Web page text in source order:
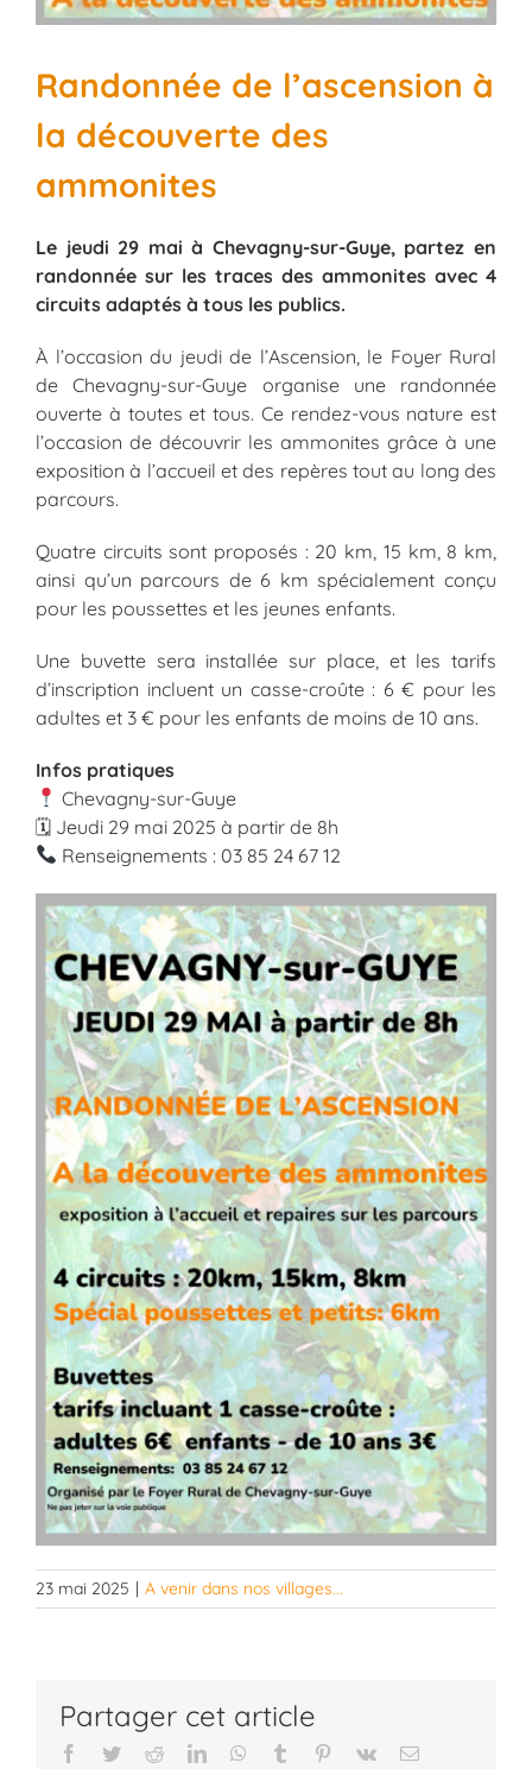
Randonnée de l’ascension à
la découverte des
ammonites
Le jeudi 29 mai à Chevagny-sur-Guye, partez en
randonnée sur les traces des ammonites avec 4
circuits adaptés à tous les publics.
À l’occasion du jeudi de l’Ascension, le Foyer Rural
de Chevagny-sur-Guye organise une randonnée
ouverte à toutes et tous. Ce rendez-vous nature est
l’occasion de découvrir les ammonites grâce à une
exposition à l’accueil et des repères tout au long des
parcours.
Quatre circuits sont proposés : 20 km, 15 km, 8 km,
ainsi qu’un parcours de 6 km spécialement conçu
pour les poussettes et les jeunes enfants.
Une buvette sera installée sur place, et les tarifs
d’inscription incluent un casse-croûte : 6 € pour les
adultes et 3 € pour les enfants de moins de 10 ans.
Infos pratiques
Chevagny-sur-Guye
🗓 Jeudi 29 mai 2025 à partir de 8h
Renseignements : 03 85 24 67 12
23 mai 2025 | A venir dans nos villages...
Partager cet article
Facebook
TwitterRedditLinkedInWhatsApp
Tumblr Pinterest
Vk Email